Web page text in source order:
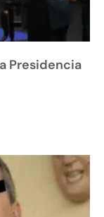
Presidencia